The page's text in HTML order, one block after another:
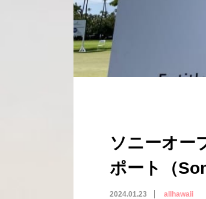
ソニーオー
ポート（
2024.01.23 allhawaii